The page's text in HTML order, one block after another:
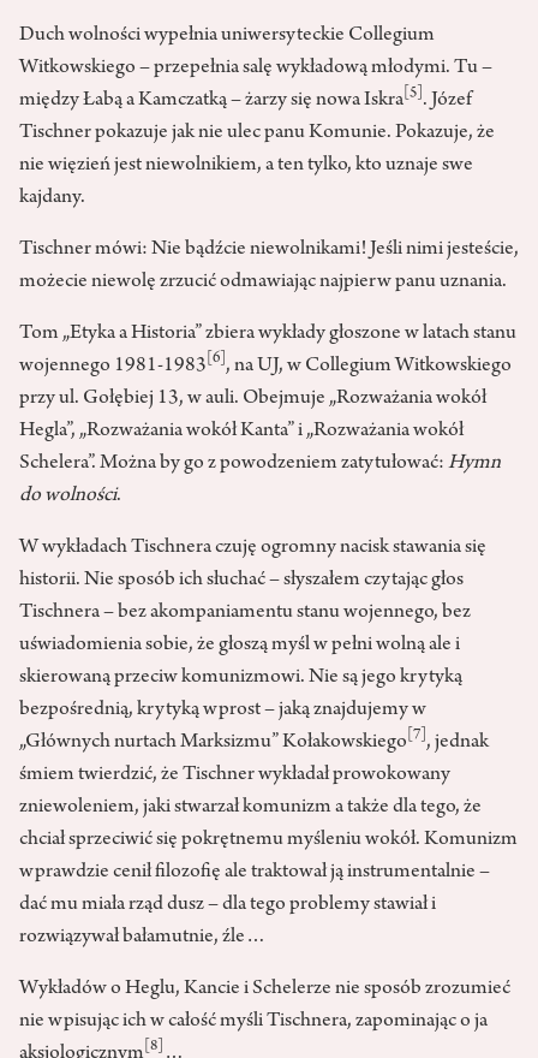
Duch wolności wypełnia uniwersyteckie Collegium
Witkowskiego – przepełnia salę wykładową młodymi. Tu –
między Łabą a Kamczatką – żarzy się nowa Iskra [5] . Józef
Tischner pokazuje jak nie ulec panu Komunie. Pokazuje, że
nie więzień jest niewolnikiem, a ten tylko, kto uznaje swe
kajdany.
Tischner mówi: Nie bądźcie niewolnikami! Jeśli nimi jesteście,
możecie niewolę zrzucić odmawiając najpierw panu uznania.
Tom „Etyka a Historia” zbiera wykłady głoszone w latach stanu
wojennego 1981-1983 [6] , na UJ, w Collegium Witkowskiego
przy ul. Gołębiej 13, w auli. Obejmuje „Rozważania wokół
Hegla”, „Rozważania wokół Kanta” i „Rozważania wokół
Schelera”. Można by go z powodzeniem zatytułować: Hymn
do wolności.
W wykładach Tischnera czuję ogromny nacisk stawania się
historii. Nie sposób ich słuchać – słyszałem czytając głos
Tischnera – bez akompaniamentu stanu wojennego, bez
uświadomienia sobie, że głoszą myśl w pełni wolną ale i
skierowaną przeciw komunizmowi. Nie są jego krytyką
bezpośrednią, krytyką wprost – jaką znajdujemy w
„Głównych nurtach Marksizmu” Kołakowskiego [7] , jednak
śmiem twierdzić, że Tischner wykładał prowokowany
zniewoleniem, jaki stwarzał komunizm a także dla tego, że
chciał sprzeciwić się pokrętnemu myśleniu wokół. Komunizm
wprawdzie cenił filozofię ale traktował ją instrumentalnie –
dać mu miała rząd dusz – dla tego problemy stawiał i
rozwiązywał bałamutnie, źle…
Wykładów o Heglu, Kancie i Schelerze nie sposób zrozumieć
nie wpisując ich w całość myśli Tischnera, zapominając o ja
[8]